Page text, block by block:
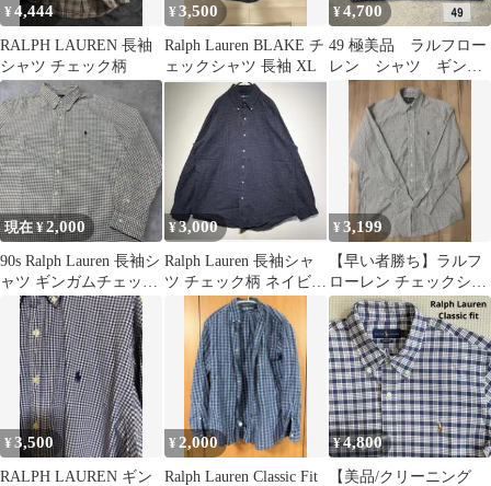
¥4,444
RALPH LAUREN 長袖
シャツ チェック柄
¥3,500
Ralph Lauren BLAKE チ
ェックシャツ 長袖 XL
¥4,700
49 極美品 ラルフロー
レン シャツ ギンガ
ムチェック S
現在 ¥2,000
90s Ralph Lauren 長袖シ
ャツ ギンガムチェック
XL グリーン
¥3,000
Ralph Lauren 長袖シャ
ツ チェック柄 ネイビー
¥3,199
【早い者勝ち】ラルフ
ローレン チェックシャ
ツ(チェック柄) Sサイズ
¥3,500
RALPH LAUREN ギン
¥ 2,000
Ralph Lauren Classic Fit
¥4,800
【美品/クリーニング